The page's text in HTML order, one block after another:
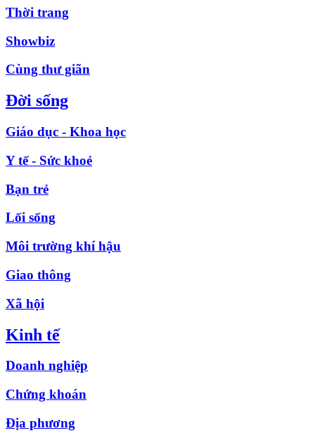
Thời trang
Showbiz
Cùng thư giãn
Đời sống
Giáo dục - Khoa học
Y tế - Sức khoẻ
Bạn trẻ
Lối sống
Môi trường khí hậu
Giao thông
Xã hội
Kinh tế
Doanh nghiệp
Chứng khoán
Địa phương